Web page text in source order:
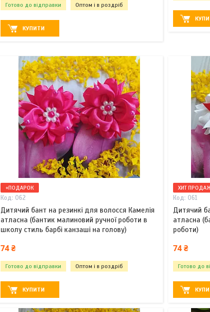
Готово до відправки Оптом і в роздріб
КУПИТИ
+ПОДАРОК
062
Дитячий бант на резинкі для волосся Камелія
атласна (бантик малиновий ручної роботи в
школу стиль барбі канзаші на голову)
74 ₴
Готово до відправки Оптом і в роздріб
КУПИТИ
ХИТ
061
Дитячий
атласна
роботи)
74 ₴
Готово до